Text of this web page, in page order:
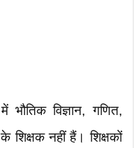
विज्ञान, गणित,
शिक्षक नहीं हैं। शिक्षकों